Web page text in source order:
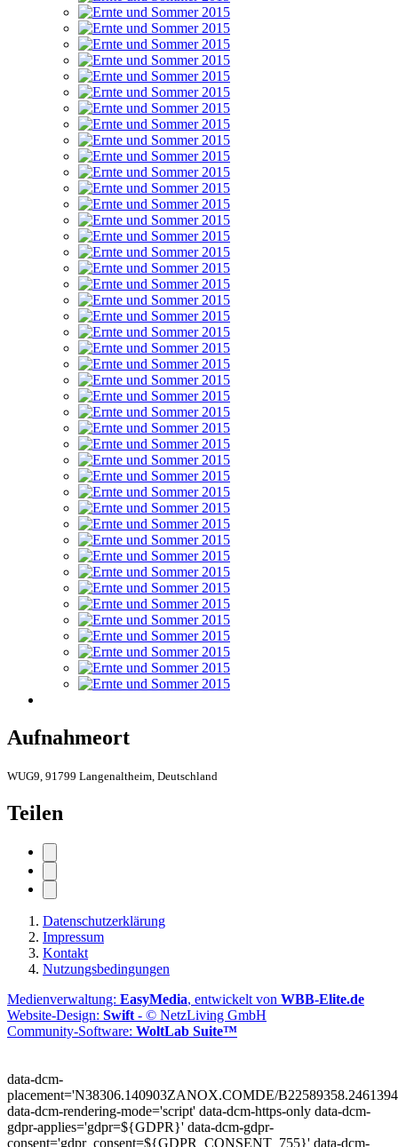
Aufnahmeort
WUG9, 91799 Langenaltheim, Deutschland
Teilen
Datenschutzerklärung
Impressum
Kontakt
Nutzungsbedingungen
Medienverwaltung: EasyMedia, entwickelt von WBB-Elite.de
Website-Design: Swift - © NetzLiving GmbH
Community-Software: WoltLab Suite™
data-dcm-
placement='N38306.140903ZANOX.COMDE/
data-dcm-rendering-mode='script' data-dcm-https-only data-dcm-
gdpr-applies='gdpr=${GDPR}' data-dcm-gdpr-
consent='gdpr_consent=${GDPR_CONSENT_755}' data-dcm-